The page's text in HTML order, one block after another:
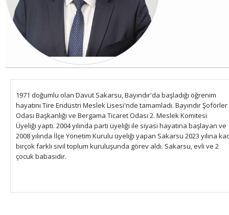
1971 doğumlu olan Davut Sakarsu, Bayındır'da başladığı öğrenim
hayatını Tire Endüstri Meslek Lisesi'nde tamamladı. Bayındır Şoförler
Odası Başkanlığı ve Bergama Ticaret Odası 2. Meslek Komitesi
Üyeliği yaptı. 2004 yılında parti üyeliği ile siyasi hayatına başlayan ve
2008 yılında İlçe Yönetim Kurulu üyeliği yapan Sakarsu 2023 yılına
birçok farklı sivil toplum kuruluşunda görev aldı. Sakarsu, evli ve 2
çocuk babasıdır.